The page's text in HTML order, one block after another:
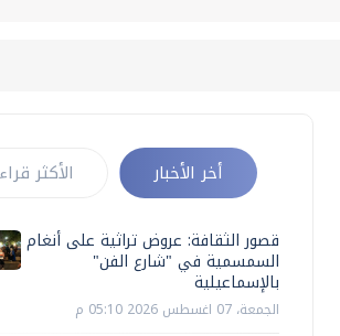
أخر الأخبار الأكثر
قصور الثقافة: عروض تراثية على أنغام
السمسمية في "شارع الفن"
بالإسماعيلية
الجمعة، 07 اغسطس 2026 05:10 م